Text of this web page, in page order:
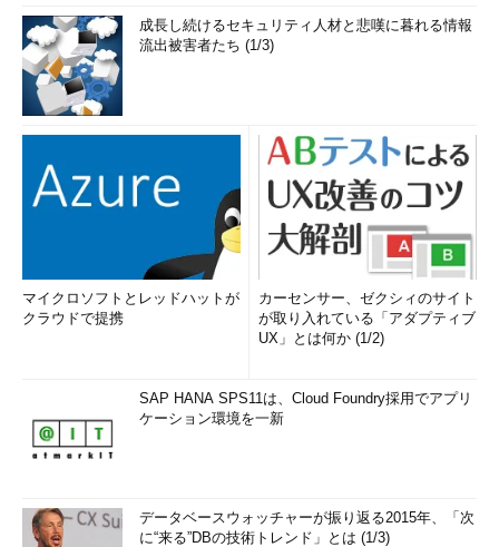
成長し続けるセキュリティ人材と悲嘆に暮れる情報
流出被害者たち (1/3)
マイクロソフトとレッドハットが
クラウドで提携
カーセンサー、ゼクシィのサイト
が取り入れている「アダプティブ
UX」とは何か (1/2)
SAP HANA SPS11は、Cloud Foundry採用でアプリ
ケーション環境を一新
データベースウォッチャーが振り返る2015年、「次
に“来る”DBの技術トレンド」とは (1/3)